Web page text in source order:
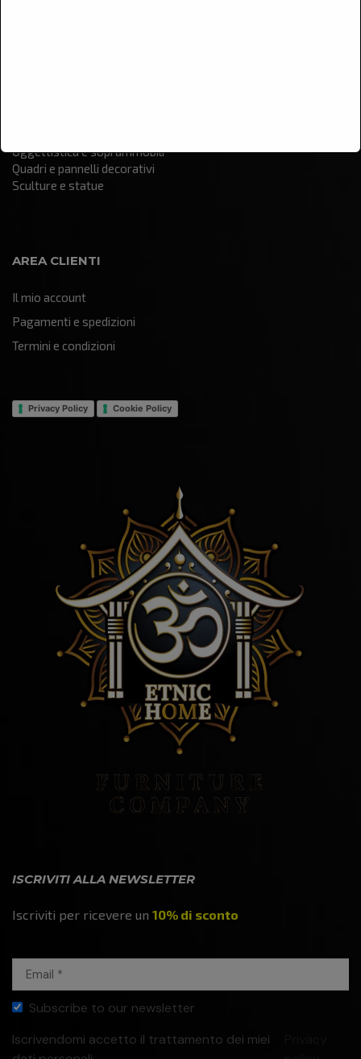
Oggettistica e soprammobili
Quadri e pannelli decorativi
Sculture e statue
AREA CLIENTI
Il mio account
Pagamenti e spedizioni
Termini e condizioni
Privacy Policy Cookie Policy
ISCRIVITI ALLA NEWSLETTER
Iscriviti per ricevere un 10% di sconto
Subscribe to our newsletter
Iscrivendomi accetto il trattamento dei miei